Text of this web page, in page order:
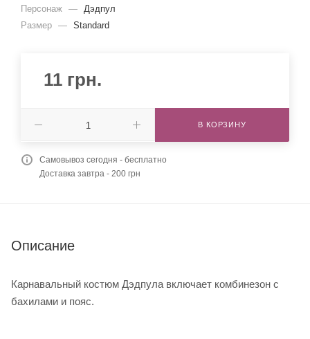
Персонаж — Дэдпул
Размер — Standard
11 грн.
В КОРЗИНУ
Самовывоз сегодня - бесплатно
Доставка завтра - 200 грн
Описание
Карнавальный костюм Дэдпула включает комбинезон с
бахилами и пояс.